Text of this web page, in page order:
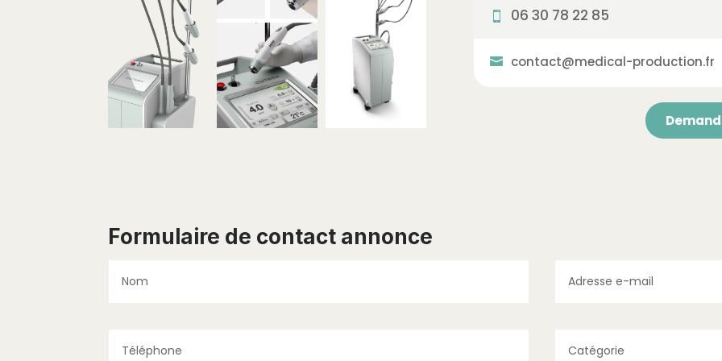
06 30 78 22 85
contact@medical-production.fr
Formulaire de contact annonce